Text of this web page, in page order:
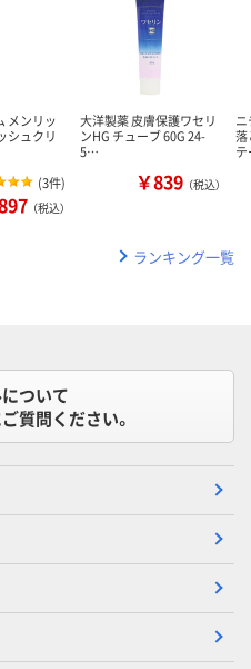
メンリッ
シュクリ
(3件)
（税込）
大洋製薬 皮膚保護ワセリ
ンHG チューブ 60G 24-
5…
￥839 （税込）
落
ランキング一覧
ついて
質問ください。